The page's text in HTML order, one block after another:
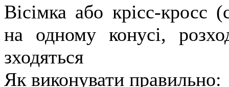
Вісімка або крісс-
на одному конусі,
зходяться
Як виконувати правильно: